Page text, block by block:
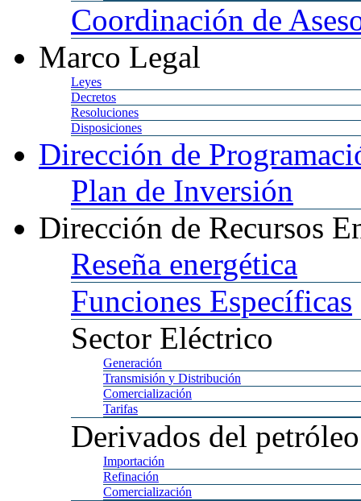
Coordinación de
Marco Legal
Leyes
Decretos
Resoluciones
Disposiciones
Dirección de
Plan de Inversión
Dirección de Recursos
Reseña energética
Funciones Específicas
Sector Eléctrico
Generación
Transmisión y Distribución
Comercialización
Tarifas
Derivados del petróleo
Importación
Refinación
Comercialización